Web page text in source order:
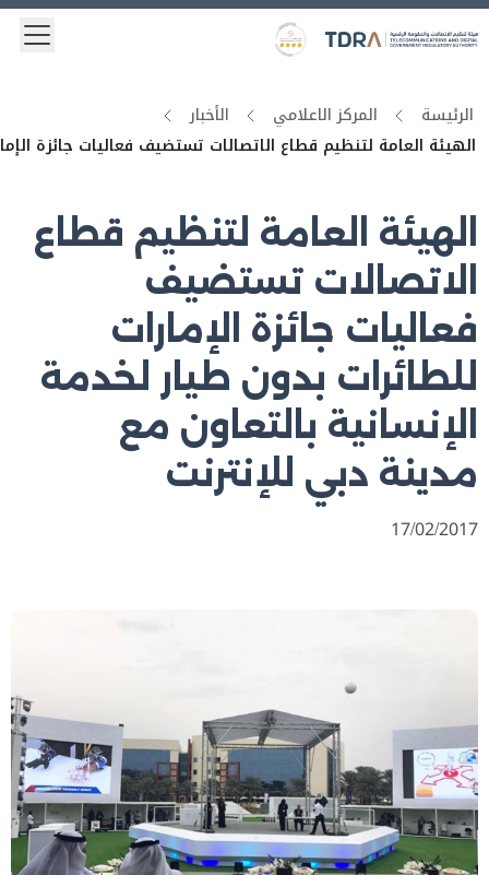
Logo
Gold star Logo
الرئيسة المركز الاعلامي
الأخبار
الهيئة العامة لتنظيم قطاع الاتصالات تستضيف فعاليات جائزة
الهيئة العامة لتنظيم قطاع
الاتصالات تستضيف
فعاليات جائزة الإمارات
للطائرات بدون طيار لخدمة
الإنسانية بالتعاون مع
مدينة دبي للإنترنت
17/02/2017